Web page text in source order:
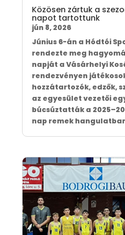
Közösen zártuk a
napot tartottunk
jún 8, 2026
Június 6-án a Hódtói
rendezte meg
napját a Vásárhelyi
rendezvényen
hozzátartozók, edzők,
az egyesület vezetői
búcsúztatták a
nap remek